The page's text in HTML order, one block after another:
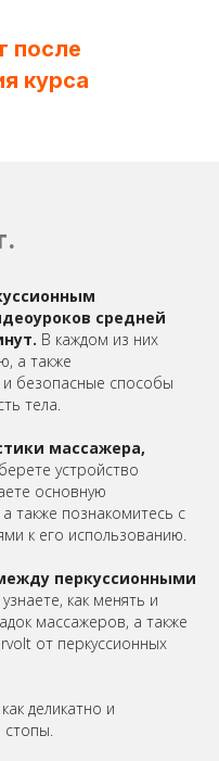
после
курса
средней
В каждом из них
а также
безопасные способы
тела.
массажера,
устройство
основную
также познакомитесь с
к его использованию.
перкуссионными
как менять и
массажеров, а также
от перкуссионных
деликатно и